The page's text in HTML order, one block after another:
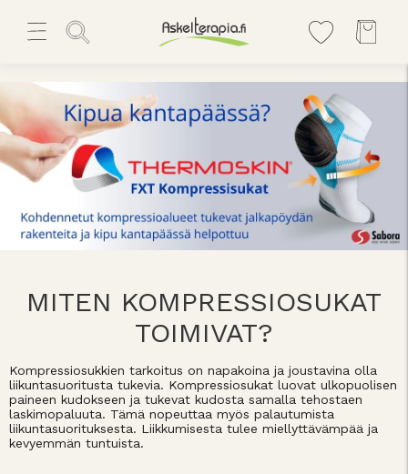
MITEN KOMPRESSIOSUKAT
TOIMIVAT?
Kompressiosukkien tarkoitus on napakoina ja joustavina olla
liikuntasuoritusta tukevia. Kompressiosukat luovat ulkopuolisen
paineen kudokseen ja tukevat kudosta samalla tehostaen
laskimopaluuta. Tämä nopeuttaa myös palautumista
liikuntasuorituksesta. Liikkumisesta tulee miellyttävämpää ja
kevyemmän tuntuista.